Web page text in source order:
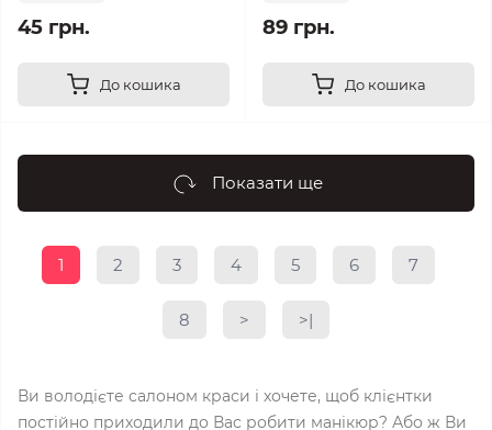
45 грн.
До кошика
89 грн.
До кошика
Показати ще
1 2 3 4 5 6 7
8 > >|
Ви володієте салоном краси і хочете, щоб клієнтки
постійно приходили до Вас робити манікюр? Або ж Ви